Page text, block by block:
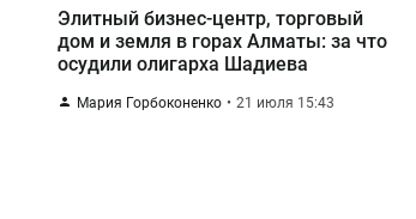
Элитный бизнес-центр, торговый
дом и земля в горах Алматы: за что
осудили олигарха Шадиева
Мария Горбоконенко 21 июля 15:43